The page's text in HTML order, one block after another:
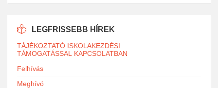
LEGFRISSEBB HÍREK
TÁJÉKOZTATÓ ISKOLAKEZDÉSI
TÁMOGATÁSSAL KAPCSOLATBAN
Felhívás
Meghívó